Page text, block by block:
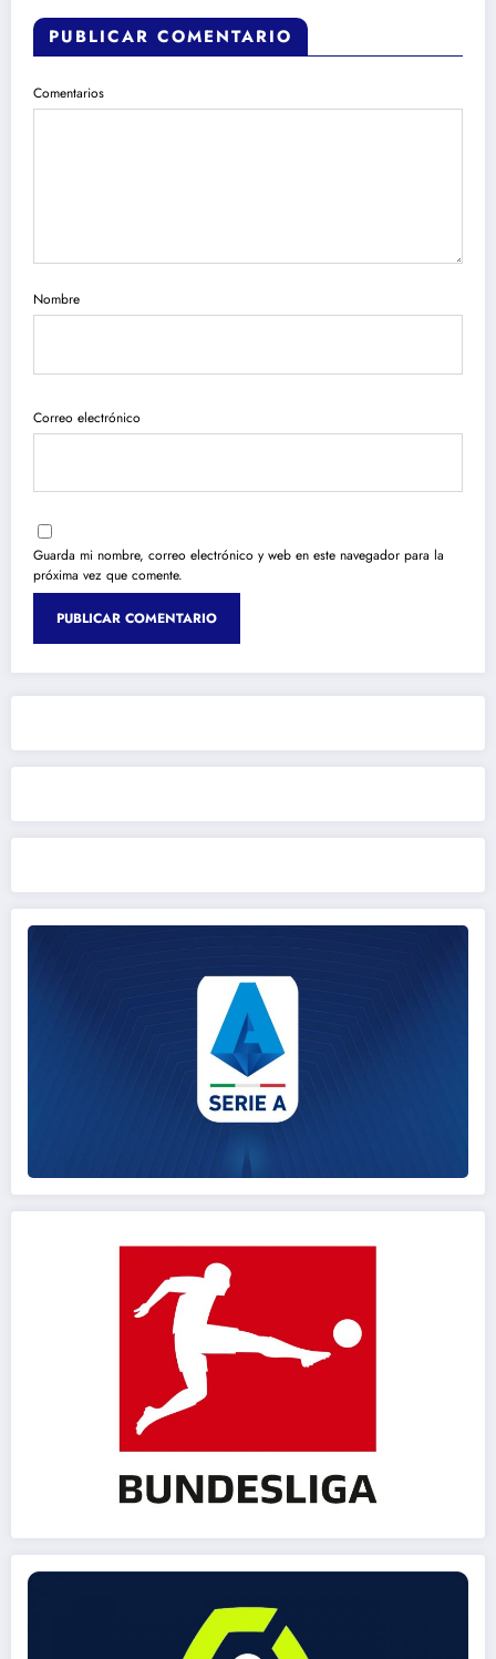
PUBLICAR COMENTARIO
Comentarios
Nombre
Correo electrónico
Guarda mi nombre, correo electrónico y web en este navegador para la
próxima vez que comente.